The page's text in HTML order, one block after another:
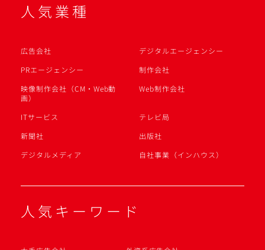
人気業種
広告会社
デジタルエージェンシー
PRエージェンシー
制作会社
映像制作会社（CM・Web動
画）
Web制作会社
ITサービス
テレビ局
新聞社
出版社
デジタルメディア
自社事業（インハウス）
人気キーワード